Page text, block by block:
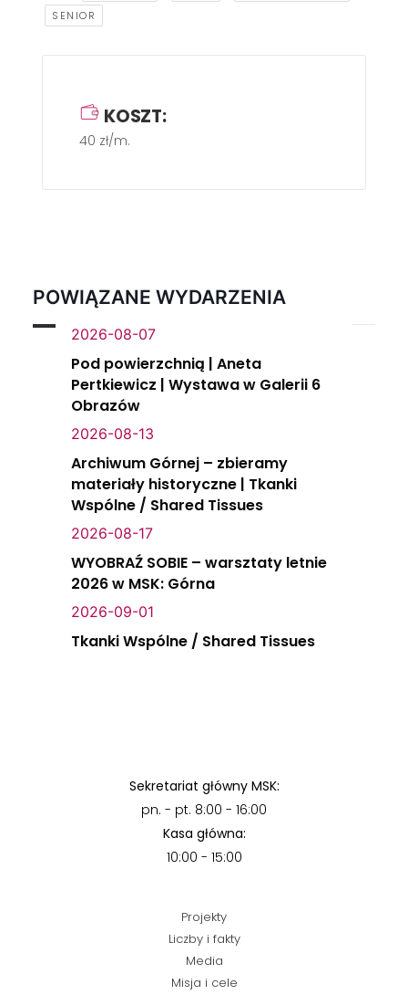
SENIOR
KOSZT:
40 zł/m.
POWIĄZANE WYDARZENIA
2026-08-07
Pod powierzchnią | Aneta
Pertkiewicz | Wystawa w Galerii 6
Obrazów
2026-08-13
Archiwum Górnej – zbieramy
materiały historyczne | Tkanki
Wspólne / Shared Tissues
2026-08-17
WYOBRAŹ SOBIE – warsztaty letnie
2026 w MSK: Górna
2026-09-01
Tkanki Wspólne / Shared Tissues
Sekretariat główny MSK:
pn. - pt. 8:00 - 16:00
Kasa główna:
10:00 - 15:00
Projekty
Liczby i fakty
Media
Misja i cele